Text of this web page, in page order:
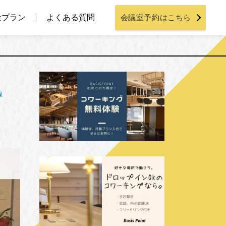
ラン よくある質問 会議室予約はこちら